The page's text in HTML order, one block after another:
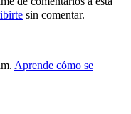
sin comentar.
Aprende cómo se